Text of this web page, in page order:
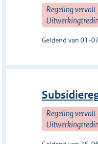
Regeling
Geldend van 01-
Regeling